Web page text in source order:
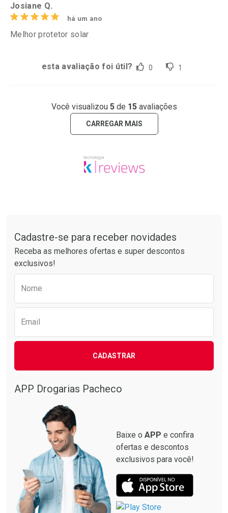
Josiane Q.
há um ano
Melhor protetor solar
esta avaliação foi útil? 0 1
Você visualizou 5de 15avaliações
CARREGAR MAIS
Cadastre-se para receber novidades
Receba as melhores ofertas e super descontos
exclusivos!
Nome
Email
CADASTRAR
APP Drogarias Pacheco
Baixe o APP e confira
ofertas e descontos
exclusivos para você!